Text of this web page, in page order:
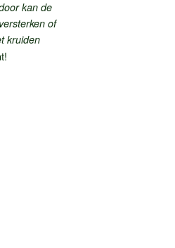
kan de
of
kruiden